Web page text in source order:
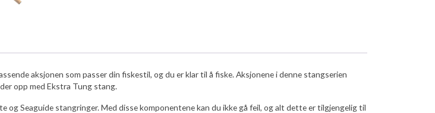
aksjonen som passer din fiskestil, og du er klar til å fiske. Aksjonene i denne stangserien
opp med Ekstra Tung stang.
og Seaguide stangringer. Med disse komponentene kan du ikke gå feil, og alt dette er tilgjengelig til